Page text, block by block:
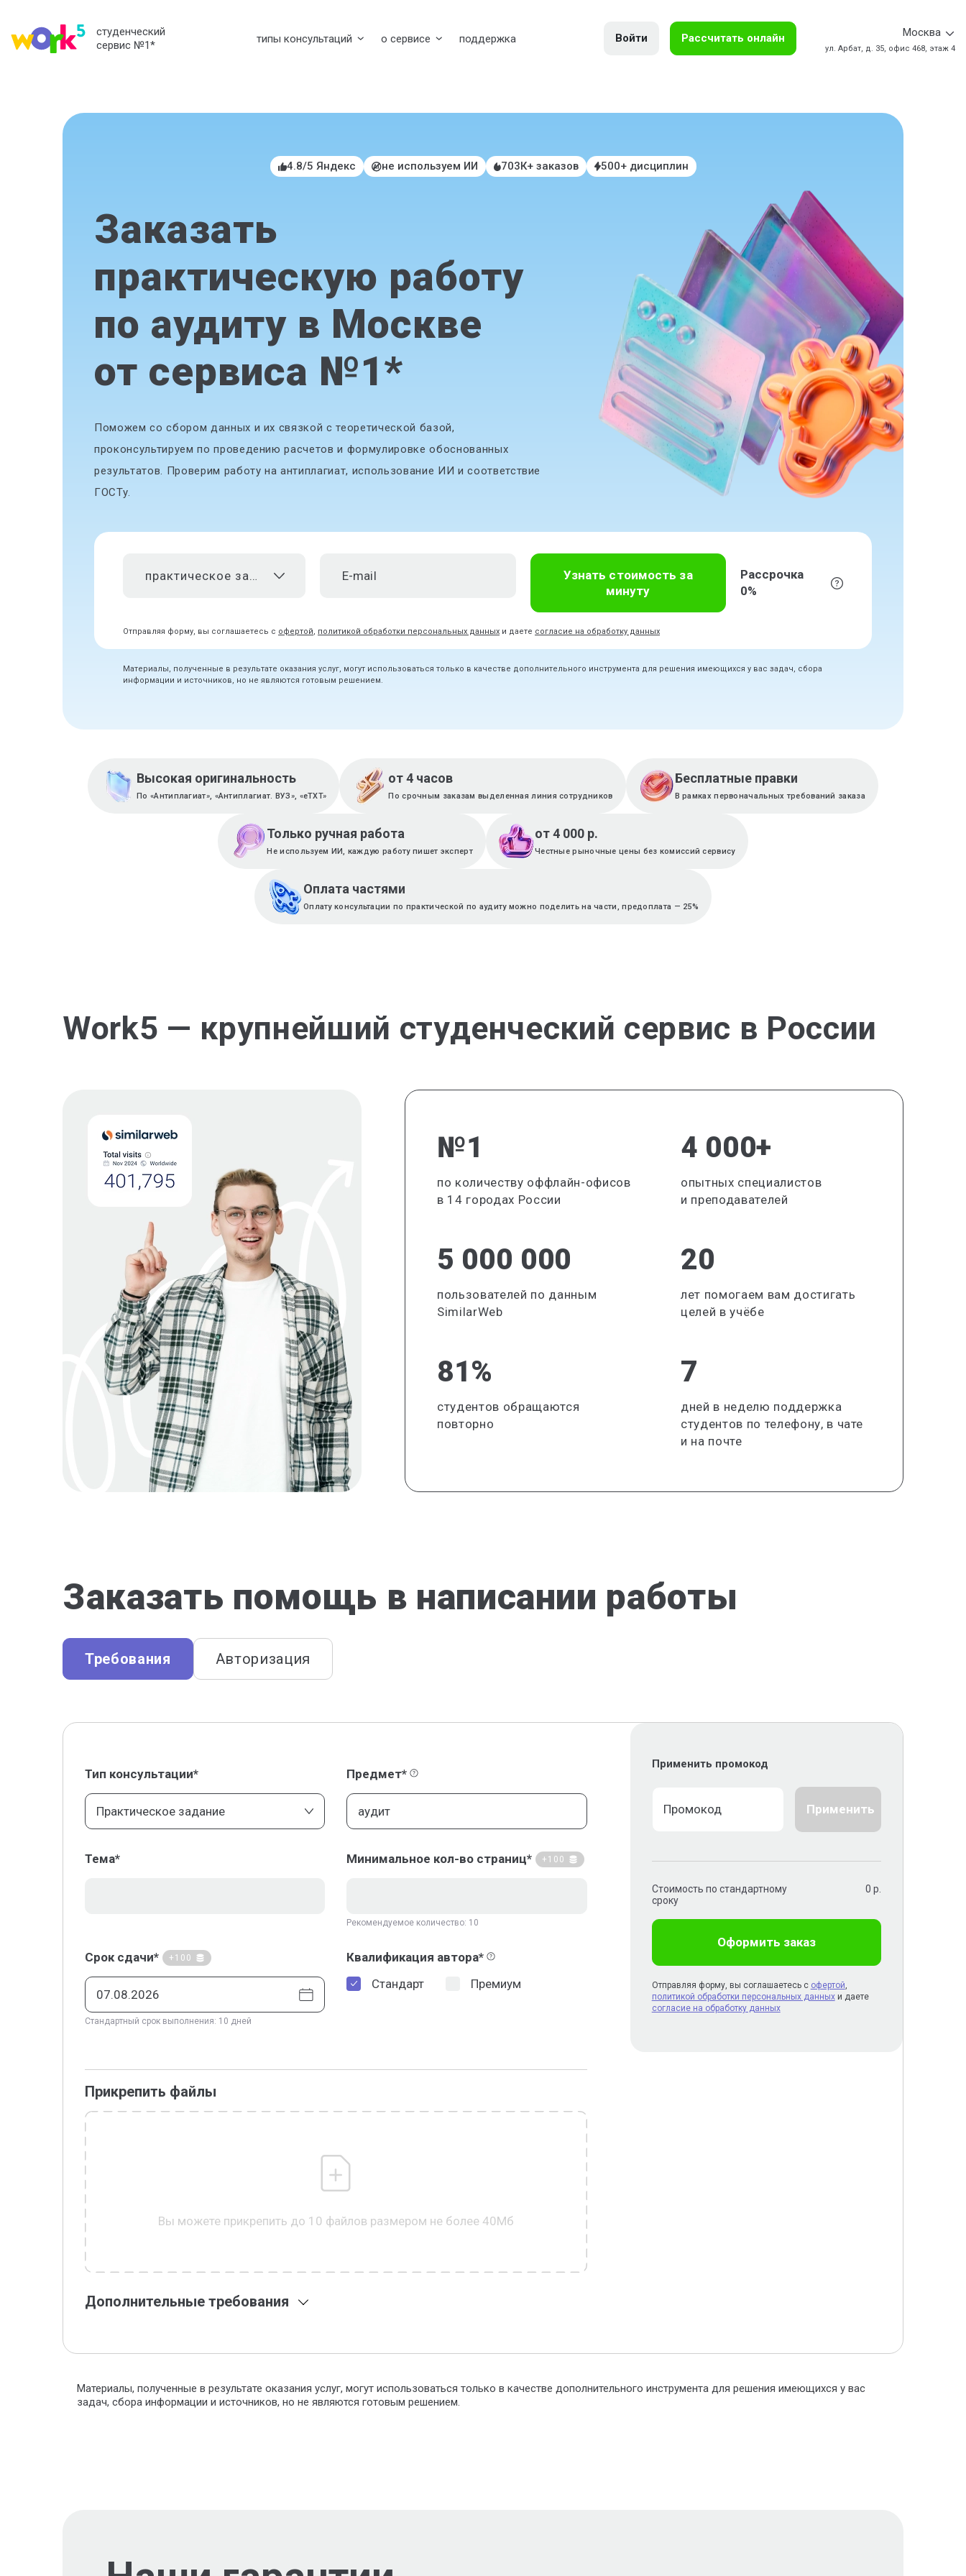
студенческий
сервис №1* типы консультаций о сервисе поддержка Войти Рассчитать онлайн Москва
ул. Арбат, д. 35, офис 468, этаж 4
4.8/5 Яндекс не используем ИИ 703К+ заказов 500+ дисциплин
Заказать
практическую работу
по аудиту в Москве
от сервиса №1*
Поможем со сбором данных и их связкой с теоретической базой,
проконсультируем по проведению расчетов и формулировке обоснованных
результатов. Проверим работу на антиплагиат, использование ИИ и соответствие
ГОСТу.
практическое задание
Узнать стоимость за
минуту
Рассрочка
0%
Отправляя форму, вы соглашаетесь с офертой, политикой обработки персональных данных и даете согласие на обработку данных
Материалы, полученные в результате оказания услуг, могут использоваться только в качестве дополнительного инструмента для решения имеющихся у вас задач, сбора
информации и источников, но не являются готовым решением.
Высокая оригинальность
По «Антиплагиат», «Антиплагиат. ВУЗ», «eTXT»
от 4 часов
По срочным заказам выделенная линия сотрудников
Бесплатные правки
В рамках первоначальных требований заказа
Только ручная работа
Не используем ИИ, каждую работу пишет эксперт
от 4 000 р.
Честные рыночные цены без комиссий сервису
Оплата частями
Оплату консультации по практической по аудиту можно поделить на части, предоплата — 25%
Work5 — крупнейший студенческий сервис в России
№1
по количеству оффлайн-офисов
в 14 городах России
4 000+
опытных специалистов
и преподавателей
5 000 000
пользователей по данным
SimilarWeb
20
лет помогаем вам достигать
целей в учёбе
81%
студентов обращаются
повторно
7
дней в неделю поддержка
студентов по телефону, в чате
и на почте
Заказать помощь в написании работы
Требования Авторизация
Тип консультации*
Практическое задание
Предмет*
Тема* Минимальное кол-во страниц* +100
Рекомендуемое количество: 10
Срок сдачи* +100
Стандартный срок выполнения: 10 дней
Квалификация автора*
Стандарт
Премиум
Прикрепить файлы
Вы можете прикрепить до 10 файлов размером не более 40Мб
Дополнительные требования
Применить промокод
Применить
Стоимость по стандартному
сроку
0 р.
Оформить заказ
Отправляя форму, вы соглашаетесь с офертой,
политикой обработки персональных данныхи даете
согласие на обработку данных
Материалы, полученные в результате оказания услуг, могут использоваться только в качестве дополнительного инструмента для решения имеющихся у вас
задач, сбора информации и источников, но не являются готовым решением.